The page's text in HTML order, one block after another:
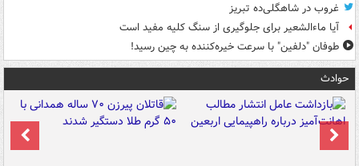
غروب در شاهگلی‌ده تبریز
آیا ماءالشعیر برای جلوگیری از سنگ کلیه مفید است
طوفان "دلفین" با سرعت خیره‌کننده به چین رسید!
حوادث